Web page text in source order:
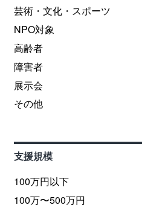
芸術・文化・スポーツ
NPO対象
高齢者
障害者
展示会
その他
支援規模
100万円以下
100万〜500万円